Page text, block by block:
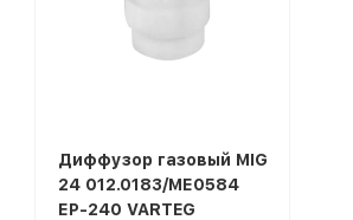
Диффузор газовый MIG
24 012.0183/МЕ0584
ЕР-240 VARTEG